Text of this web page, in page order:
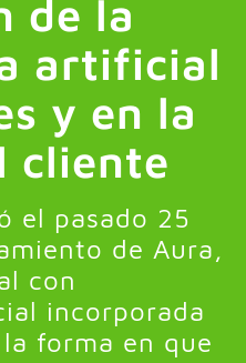
de la
artificial
y en la
cliente
el pasado 25
de Aura,
con
incorporada
forma en que